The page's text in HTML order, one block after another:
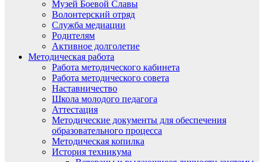
Музей Боевой Славы
Волонтерский отряд
Служба медиации
Родителям
Активное долголетие
Методическая работа
Работа методического кабинета
Работа методического совета
Наставничество
Школа молодого педагога
Аттестация
Методические документы для обеспечения
образовательного процесса
Методическая копилка
История техникума